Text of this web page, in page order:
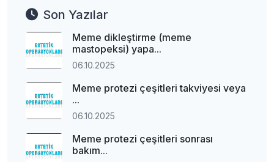
Son Yazılar
Meme dikleştirme (meme
mastopeksi) yapa...
06.10.2025
Meme protezi çeşitleri takviyesi veya
...
06.10.2025
Meme protezi çeşitleri sonrası
bakım...